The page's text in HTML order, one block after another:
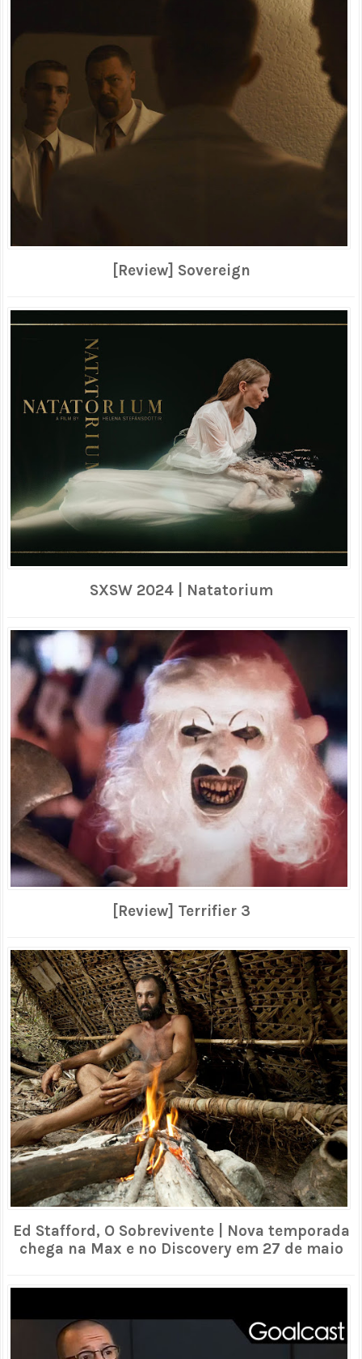
[Review] Sovereign
SXSW 2024 | Natatorium
[Review] Terrifier 3
Ed Stafford, O Sobrevivente | Nova temporada
chega na Max e no Discovery em 27 de maio